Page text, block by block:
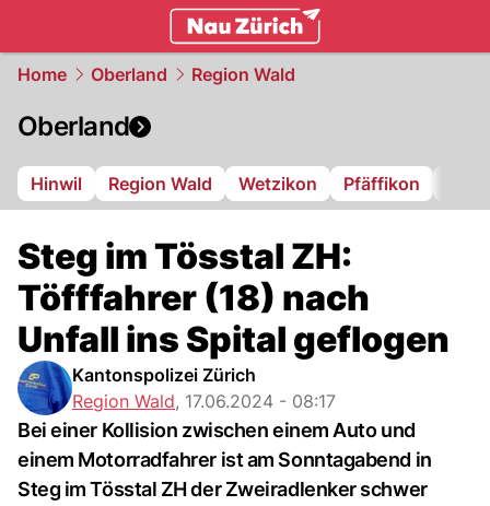
Home Oberland Region Wald
Oberland
Hinwil Region Wald Wetzikon Pfäffikon
Steg im Tösstal ZH:
Töfffahrer (18) nach
Unfall ins Spital geflogen
Kantonspolizei Zürich
Region Wald, 17.06.2024 - 08:17
Bei einer Kollision zwischen einem Auto und
einem Motorradfahrer ist am Sonntagabend in
Steg im Tösstal ZH der Zweiradlenker schwer